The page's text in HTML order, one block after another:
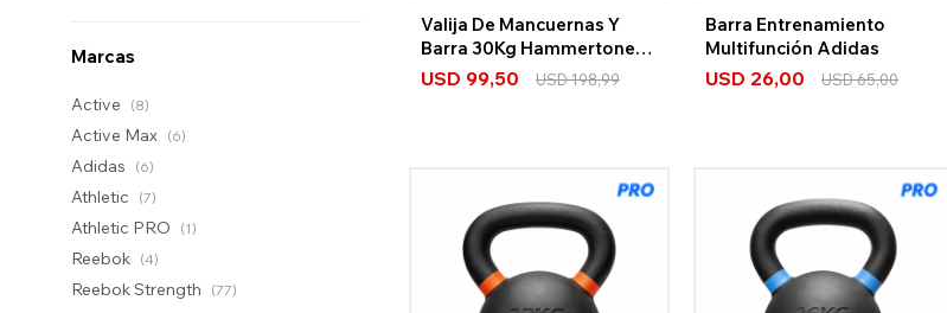
Valija De Mancuernas Y
Barra 30Kg Hammertone
Athletic
USD 99,50 USD198,99
Barra Entrenamiento
Multifunción Adidas
USD 26,00 USD65,00
Marcas
Active (8)
Active Max (6)
Adidas (6)
Athletic (7)
Athletic PRO (1)
Reebok (4)
Reebok Strength (77)